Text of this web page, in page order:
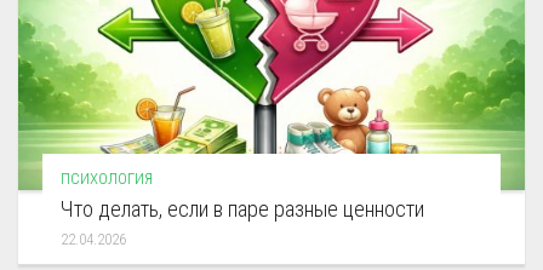
ПСИХОЛОГИЯ
Что делать, если в паре разные ценности
22.04.2026